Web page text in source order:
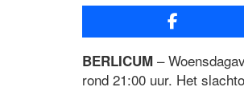
BERLICUM –
rond 21:00 uur. Het